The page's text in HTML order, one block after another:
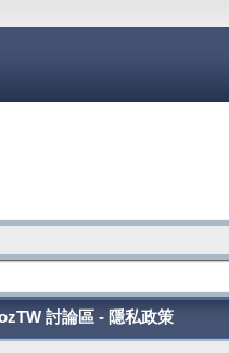
討論區 - 隱私政策